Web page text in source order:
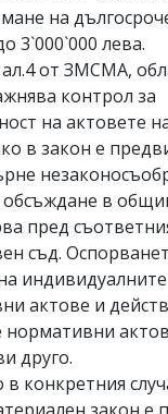
на
3`000`000 лева.
ал.4 от ЗМСМА,
контрол за
на актовете
в закон е
в
пред
съд.
актове и
друго.
конкретния